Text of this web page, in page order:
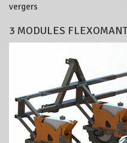
vergers
3 MODULES FLEXOMANT